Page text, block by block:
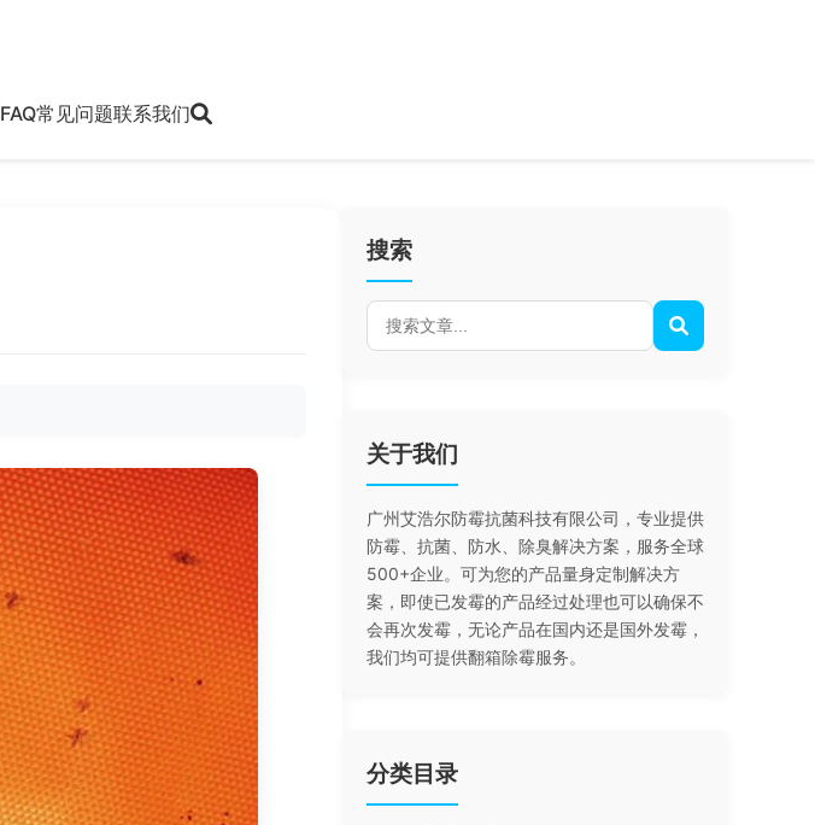
FAQ常见问题联系我们
搜索
关于我们
广州艾浩尔防霉抗菌科技有限公司，专业提供
防霉、抗菌、防水、除臭解决方案，服务全球
500+企业。可为您的产品量身定制解决方
案，即使已发霉的产品经过处理也可以确保不
会再次发霉，无论产品在国内还是国外发霉，
我们均可提供翻箱除霉服务。
分类目录